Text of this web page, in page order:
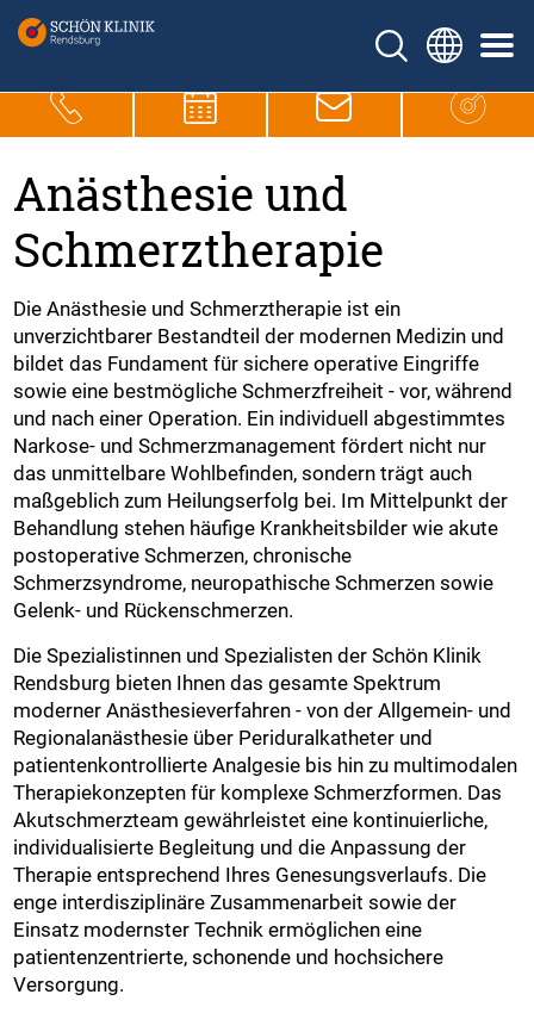
Anästhesie und
Schmerztherapie
Die Anästhesie und Schmerztherapie ist ein
unverzichtbarer Bestandteil der modernen Medizin und
bildet das Fundament für sichere operative Eingriffe
sowie eine bestmögliche Schmerzfreiheit - vor, während
und nach einer Operation. Ein individuell abgestimmtes
Narkose- und Schmerzmanagement fördert nicht nur
das unmittelbare Wohlbefinden, sondern trägt auch
maßgeblich zum Heilungserfolg bei. Im Mittelpunkt der
Behandlung stehen häufige Krankheitsbilder wie akute
postoperative Schmerzen, chronische
Schmerzsyndrome, neuropathische Schmerzen sowie
Gelenk- und Rückenschmerzen.
Die Spezialistinnen und Spezialisten der Schön Klinik
Rendsburg bieten Ihnen das gesamte Spektrum
moderner Anästhesieverfahren - von der Allgemein- und
Regionalanästhesie über Periduralkatheter und
patientenkontrollierte Analgesie bis hin zu multimodalen
Therapiekonzepten für komplexe Schmerzformen. Das
Akutschmerzteam gewährleistet eine kontinuierliche,
individualisierte Begleitung und die Anpassung der
Therapie entsprechend Ihres Genesungsverlaufs. Die
enge interdisziplinäre Zusammenarbeit sowie der
Einsatz modernster Technik ermöglichen eine
patientenzentrierte, schonende und hochsichere
Versorgung.